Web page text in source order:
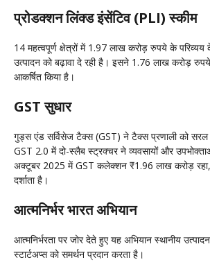
प्रोडक्शन लिंक्ड इंसेंटिव (PLI) स्कीम
14 महत्वपूर्ण क्षेत्रों में 1.97 लाख करोड़ रुपये के
उत्पादन को बढ़ावा दे रही है। इसने 1.76 लाख करोड़
आकर्षित किया है।
GST सुधार
गुड्स एंड सर्विसेज टैक्स (GST) ने टैक्स प्रणाली को सरल
GST 2.0 में दो-स्लैब स्ट्रक्चर ने व्यवसायों और
अक्टूबर 2025 में GST कलेक्शन ₹1.96 लाख करोड़ रहा,
दर्शाता है।
आत्मनिर्भर भारत अभियान
आत्मनिर्भरता पर जोर देते हुए यह अभियान स्थानीय
स्टार्टअप्स को समर्थन प्रदान करता है।